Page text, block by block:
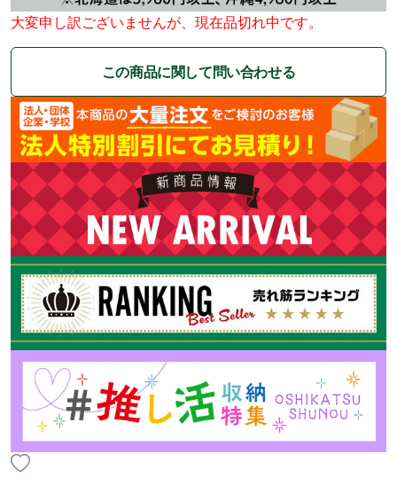
大変申し訳ございませんが、現在品切れ中です。
この商品に関して問い合わせる